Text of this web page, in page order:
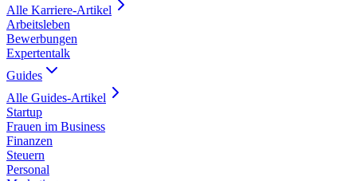
Alle Karriere-Artikel
Arbeitsleben
Bewerbungen
Expertentalk
Guides
Alle Guides-Artikel
Startup
Frauen im Business
Finanzen
Steuern
Personal